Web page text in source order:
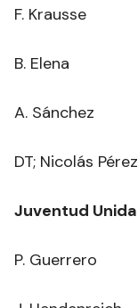
F. Krausse
B. Elena
A. Sánchez
DT; Nicolás Pérez
Juventud Unida
P. Guerrero